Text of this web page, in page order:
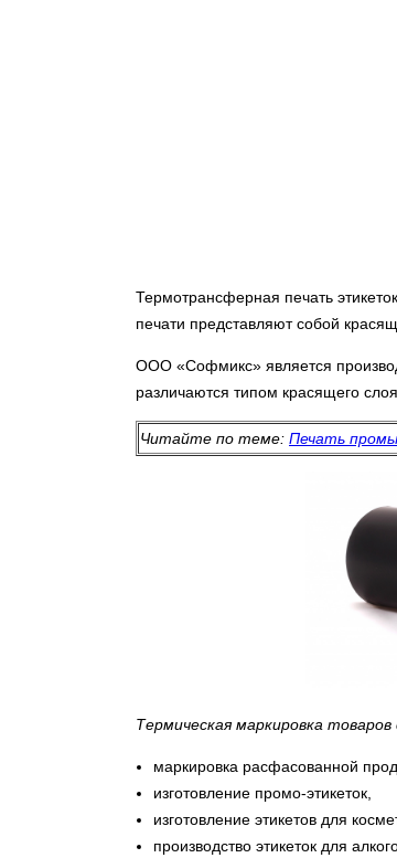
Термотрансферная печать
печати представляют собой
ООО «Софмикс» является
различаются типом красящего
Читайте по теме: Печать
Термическая маркировка
маркировка расфасованной
изготовление промо-этикеток,
изготовление этикетов для
производство этикеток для